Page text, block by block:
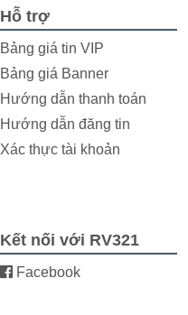
Hỗ trợ
Bảng giá tin VIP
Bảng giá Banner
Hướng dẫn thanh toán
Hướng dẫn đăng tin
Xác thực tài khoản
Kết nối với RV321
Facebook